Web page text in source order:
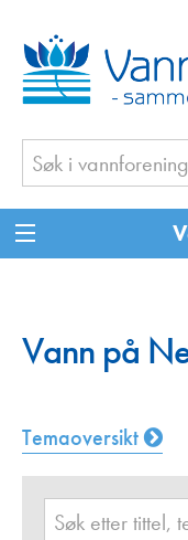
Vann på
Temaoversikt